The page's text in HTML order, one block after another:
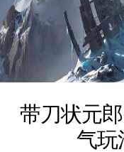
带刀状元
气玩